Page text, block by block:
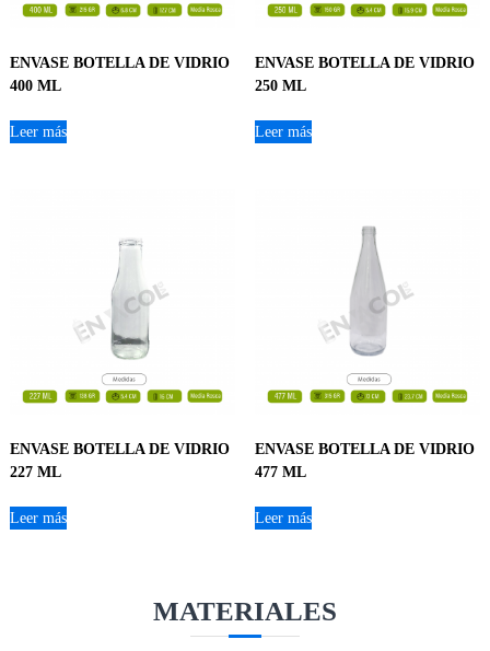
ENVASE BOTELLA DE VIDRIO
400 ML
Leer más
ENVASE BOTELLA DE VIDRIO
250 ML
Leer más
ENVASE BOTELLA DE VIDRIO
227 ML
Leer más
ENVASE BOTELLA DE VIDRIO
477 ML
Leer más
MATERIALES